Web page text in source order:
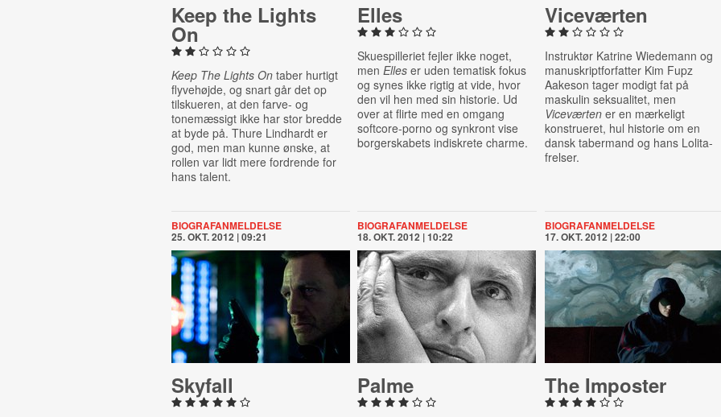
Keep the Lights
On
Keep The Lights Ontaber hurtigt
flyvehøjde, og snart går det op
tilskueren, at den farve- og
tonemæssigt ikke har stor bredde
at byde på. Thure Lindhardt er
god, men man kunne ønske, at
rollen var lidt mere fordrende for
hans talent.
Elles
Skuespilleriet fejler ikke noget,
menElles er uden tematisk fokus
og synes ikke rigtig at vide, hvor
den vil hen med sin historie. Ud
over at flirte med en omgang
softcore-porno og synkront vise
borgerskabets indiskrete charme.
Vi­ce­vær­ten
Instruktør Katrine Wiedemann og
manuskriptforfatter Kim Fupz
Aakeson tager modigt fat på
maskulin seksualitet, men
Viceværten er en mærkeligt
konstrueret, hul historie om en
dansk tabermand og hans Lolita-
frelser.
BIOGRAFANMELDELSE
25. OKT. 2012 | 09:21
Skyfall
BIOGRAFANMELDELSE
18. OKT. 2012 | 10:22
Palme
BIOGRAFANMELDELSE
17. OKT. 2012 | 22:00
The Imposter